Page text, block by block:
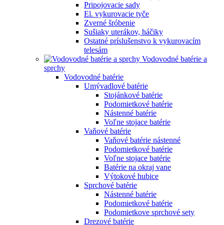
Pripojovacie sady
El. vykurovacie tyče
Zverné šróbenie
Sušiaky uterákov, háčiky
Ostatné príslušenstvo k vykurovacím
telesám
Vodovodné batérie a
sprchy
Vodovodné batérie
Umývadlové batérie
Stojánkové batérie
Podomietkové batérie
Nástenné batérie
Voľne stojace batérie
Vaňové batérie
Vaňové batérie nástenné
Podomietkové batérie
Voľne stojace batérie
Batérie na okraj vane
Výtokové hubice
Sprchové batérie
Nástenné batérie
Podomietkové batérie
Podomietkove sprchové sety
Drezové batérie